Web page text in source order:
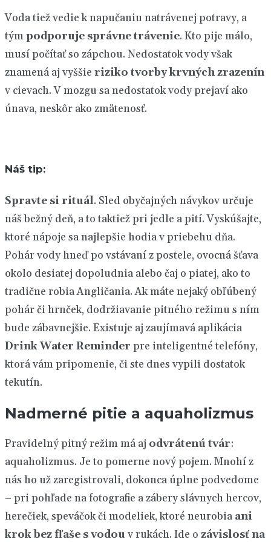
Voda tiež vedie k napučaniu natrávenej potravy, a
týmpodporuje správne trávenie. Kto pije málo,
musí počítať so zápchou. Nedostatok vody však
znamená aj vyššie riziko tvorby krvných zrazenín
v cievach. V mozgu sa nedostatok vody prejaví ako
únava, neskôr ako zmätenosť.
Náš tip:
Spravte si rituál. Sled obyčajných návykov určuje
náš bežný deň, a to taktiež pri jedle a pití. Vyskúšajte,
ktoré nápoje sa najlepšie hodia v priebehu dňa.
Pohár vody hneď po vstávaní z postele, ovocná šťava
okolo desiatej dopoludnia alebo čaj o piatej, ako to
tradične robia Angličania. Ak máte nejaký obľúbený
pohár či hrnček, dodržiavanie pitného režimu s ním
bude zábavnejšie. Existuje aj zaujímavá aplikácia
Drink Water Reminder pre inteligentné telefóny,
ktorá vám pripomenie, či ste dnes vypili dostatok
tekutín.
Nadmerné pitie a aquaholizmus
Pravidelný pitný režim má aj odvrátenú tvár:
aquaholizmus. Je to pomerne nový pojem. Mnohí z
nás ho už zaregistrovali, dokonca úplne podvedome
– pri pohľade na fotografie a zábery slávnych hercov,
herečiek, speváčok či modeliek, ktoré neurobia ani
krok bez fľaše s vodou v rukách. Ide o závislosť na